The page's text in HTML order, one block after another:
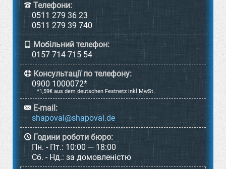
Телефони:
0511 279 36 23
0511 279 39 740
Мобільний телефон:
0157 714 715 54
Консультації по телефону:
0900 1000072*
*1,59€ aus dem deutschen Festnetz inkl MwSt.
E-mail:
Години роботи бюро:
Пн. - Пт.: 10:00 — 18:00
Cб. - Нд.: за домовленістю